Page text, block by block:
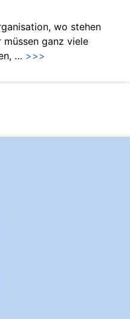
wo stehen
müssen ganz viele
… >>>